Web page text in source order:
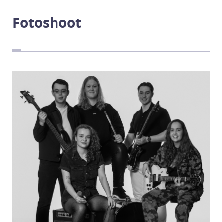
Fotoshoot
Black Velvet
The Next Generation
Sound Bites
Eden
Sylo6
Repetitieruimtes
Veghel
Schijndel